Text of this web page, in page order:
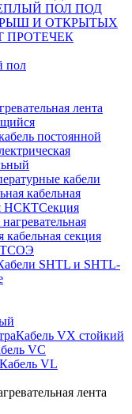
ПОЛ ПОД
И ОТКРЫТЫХ
ПРОТЕЧЕК
пол
лента
постоянной
кабели
кабельная
НСКТСекция
кабельная секция
ТСОЭ
SHTL и SHTL-
Кабель VX стойкий
VC
Кабель VL
лента